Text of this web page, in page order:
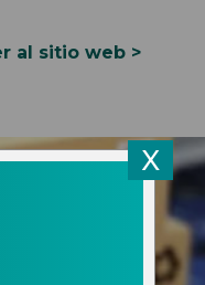
al sitio web >
X